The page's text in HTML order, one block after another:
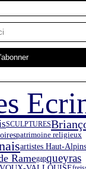
SCULPTURES
patrimoine religieux
artistes Haut-Alpins
Ramegapqueyras